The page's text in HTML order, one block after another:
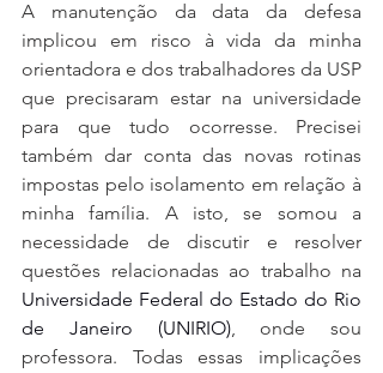
A manutenção da data da defesa
implicou em risco à vida da minha
orientadora e dos trabalhadores da USP
que precisaram estar na universidade
para que tudo ocorresse. Precisei
também dar conta das novas rotinas
impostas pelo isolamento em relação à
minha família. A isto, se somou a
necessidade de discutir e resolver
Universidade Federal do Estado do Rio
de Janeiro (UNIRIO), onde sou
professora. Todas essas implicações